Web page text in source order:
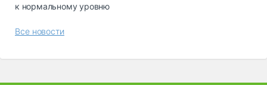
к нормальному уровню
Все новости